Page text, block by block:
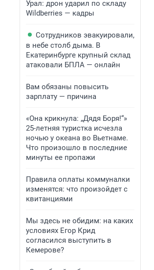
Урал: дрон ударил по складу
Wildberries — кадры
Сотрудников эвакуировали,
в небе столб дыма. В
Екатеринбурге крупный склад
атаковали БПЛА — онлайн
Вам обязаны повысить
зарплату — причина
«Она крикнула: „Дядя Боря!“»
25-летняя туристка исчезла
ночью у океана во Вьетнаме.
Что произошло в последние
минуты ее пропажи
Правила оплаты коммуналки
изменятся: что произойдет с
квитанциями
Мы здесь не обидим: на каких
условиях Егор Крид
согласился выступить в
Кемерове?